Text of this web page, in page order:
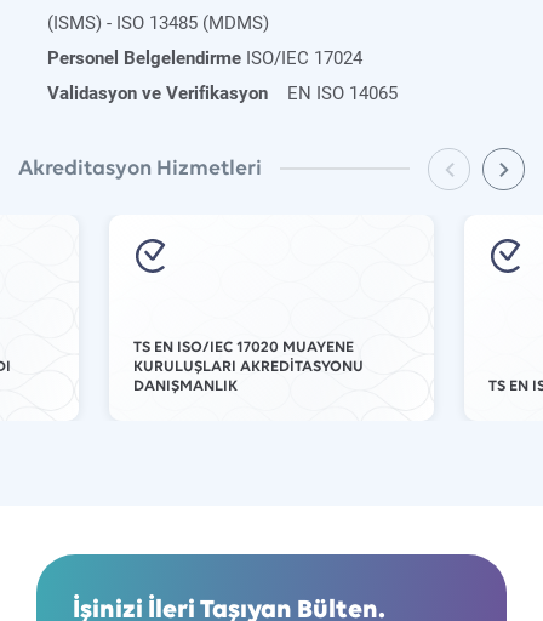
(ISMS) - ISO 13485 (MDMS)
Personel Belgelendirme ISO/IEC 17024
Validasyon ve Verifikasyon EN ISO 14065
Akreditasyon Hizmetleri
TS EN ISO/IEC 17020 MUAYENE
KURULUŞLARI AKREDİTASYONU
DANIŞMANLIK
TS EN
İşinizi İleri Taşıyan Bülten.